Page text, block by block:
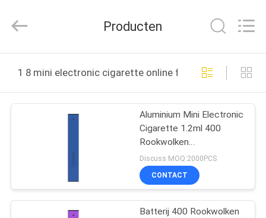
PRODUCTEN
ONGEVEER
ONS
Developed
Producten
1 8 mini electronic cigarette online fabricage
Aluminium Mini Electronic
Cigarette 1.2ml 400
Rookwolken
Elektronische Sigaretten
Discuss MOQ:2000PCS
CONTACT
Batterij 400 Rookwolken